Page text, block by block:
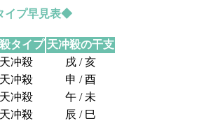
イプ早見表◆
タイプ 天冲殺の干支
冲殺
戌 / 亥
冲殺
申 / 酉
冲殺
午 / 未
冲殺
辰 / 巳